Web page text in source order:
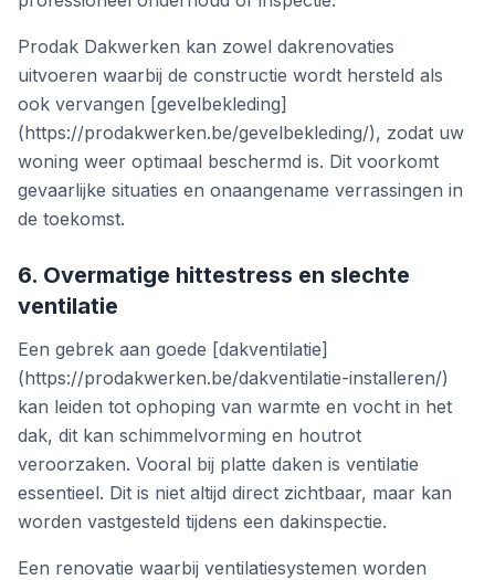
Prodak Dakwerken kan zowel dakrenovaties
uitvoeren waarbij de constructie wordt hersteld als
ook vervangen [gevelbekleding]
(https://prodakwerken.be/gevelbekleding/), zodat uw
woning weer optimaal beschermd is. Dit voorkomt
gevaarlijke situaties en onaangename verrassingen in
de toekomst.
6. Overmatige hittestress en slechte
ventilatie
Een gebrek aan goede [dakventilatie]
(https://prodakwerken.be/dakventilatie-installeren/)
kan leiden tot ophoping van warmte en vocht in het
dak, dit kan schimmelvorming en houtrot
veroorzaken. Vooral bij platte daken is ventilatie
essentieel. Dit is niet altijd direct zichtbaar, maar kan
worden vastgesteld tijdens een dakinspectie.
Een renovatie waarbij ventilatiesystemen worden